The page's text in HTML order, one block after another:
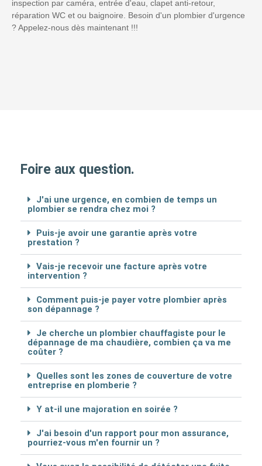
inspection par caméra, entrée d'eau, clapet anti-retour,
réparation WC et ou baignoire. Besoin d'un plombier d'urgence
? Appelez-nous dès maintenant !!!
Foire aux question.
J'ai une urgence, en combien de temps un
plombier se rendra chez moi ?
Puis-je avoir une garantie après votre
prestation ?
Vais-je recevoir une facture après votre
intervention ?
Comment puis-je payer votre plombier après
son dépannage ?
Je cherche un plombier chauffagiste pour le
dépannage de ma chaudière, combien ça va me
coûter ?
Quelles sont les zones de couverture de votre
entreprise en plomberie ?
Y at-il une majoration en soirée ?
J'ai besoin d'un rapport pour mon assurance,
pourriez-vous m'en fournir un ?